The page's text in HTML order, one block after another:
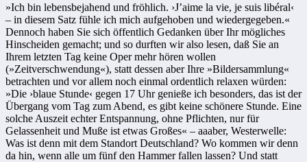
»Ich bin lebensbejahend und fröhlich. ›J’aime la vie, je suis libéral‹
– in diesem Satz fühle ich mich aufge­hoben und wiedergegeben.«
Dennoch haben Sie sich öffentlich Gedanken über Ihr mögliches
Hinscheiden gemacht; und so durften wir also lesen, daß Sie an
Ihrem letzten Tag keine Oper mehr hören wollen
(»Zeitverschwendung«), statt dessen aber Ihre »Bildersammlung«
betrachten und vor allem noch einmal ordentlich ­relaxen würden:
»Die ›blaue Stunde‹ gegen 17 Uhr genieße ich besonders, das ist der
Übergang vom Tag zum Abend, es gibt keine schönere Stunde. Eine
solche Auszeit echter Entspannung, ohne Pflichten, nur für
Gelassenheit und Muße ist etwas Großes« – aaaber, Westerwelle:
Was ist denn mit dem Standort Deutschland? Wo kommen wir denn
da hin, wenn alle um fünf den Hammer fallen lassen? Und statt